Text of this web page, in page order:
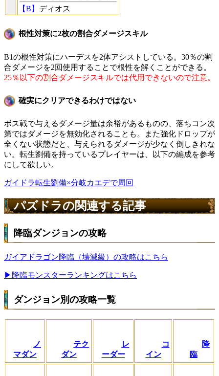
【B】 ディオス
根性対策に2枚の割合ダメージスキル
B1の根性対策にハーデスを2体アシストしている。30％の割
合ダメージを2回使用することで根性を解くことができる。
25％以下の割合ダメージスキルでは代用できないので注意。
確実にクリアできるわけではない
ボス戦で与えるダメージ量は余裕があるものの、落ちコン次
第ではダメージを無効化されることも。また強化ドロップが
全くない状態だと、与えられるダメージが少なく倒しきれな
い。転生劉備を持っているプレイヤーは、以下の編成を参考
にして欲しい。
ガイドラ転生劉備×分岐カエデで周回
パズドラの関連する記事
降臨ダンジョンの攻略
ガイアドラゴン降臨（壊滅級）の攻略はこちら
▶降臨モンスターランキングはこちら
ダンジョン別の攻略一覧
ノ
マダン
テク
ダン
レ
ーダー
コ
イン
降
臨